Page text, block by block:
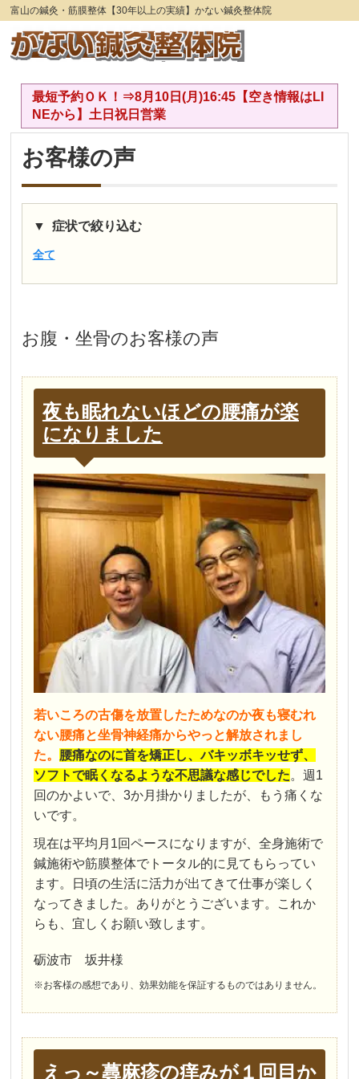
富山の鍼灸・筋膜整体【30年以上の実績】かない鍼灸整体院
最短予約ＯＫ！⇒8月10日(月)16:45【空き情報はLI
NEから】土日祝日営業
お客様の声
症状で絞り込む
全て
お腹・坐骨のお客様の声
夜も眠れないほどの腰痛が楽
になりました
若いころの古傷を放置したためなのか夜も寝むれ
ない腰痛と坐骨神経痛からやっと解放されまし
た。 腰痛なのに首を矯正し、バキッボキッせず、
ソフトで眠くなるような不思議な感じでした。週1
回のかよいで、3か月掛かりましたが、もう痛くな
いです。
現在は平均月1回ペースになりますが、全身施術で
鍼施術や筋膜整体で トータル的に見てもらってい
ます。
日頃の生活に活力が出てきて仕事が楽しく
なってきました。 ありがとうございます。これか
らも、宜しくお願い致します。
砺波市 坂井様
※お客様の感想であり、効果効能を保証するものではありません。
えっ～蕁麻疹の痒みが１回目か